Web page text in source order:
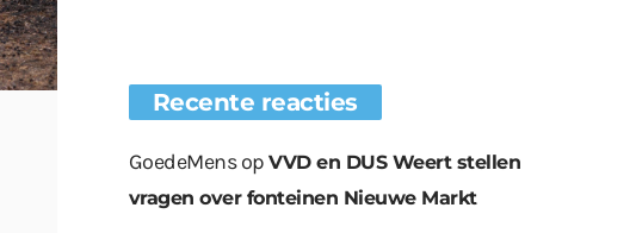
Recente reacties
GoedeMensopVVD en DUS Weert stellen
vragen over fonteinen Nieuwe Markt